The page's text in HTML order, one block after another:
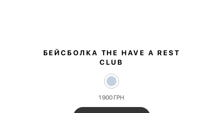
БЕЙСБОЛКА THE HAVE A REST
CLUB
1 900 ГРН